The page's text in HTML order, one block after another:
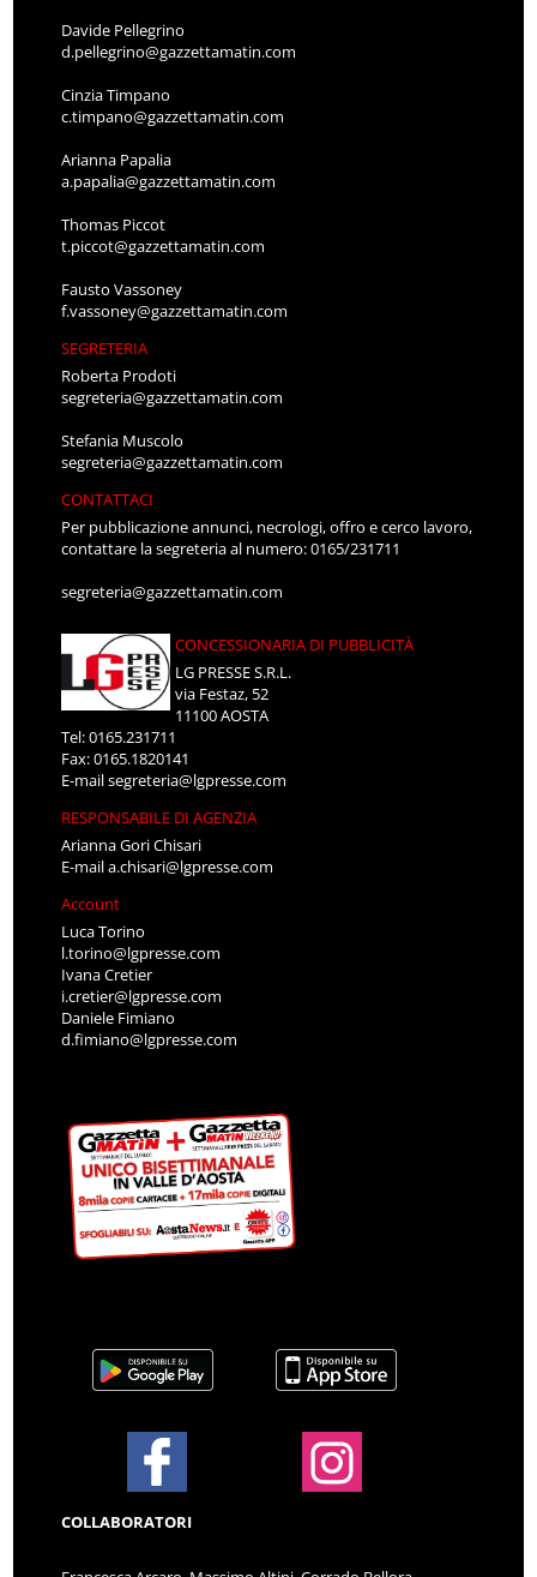
Davide Pellegrino
d.pellegrino@gazzettamatin.com
Cinzia Timpano
c.timpano@gazzettamatin.com
Arianna Papalia
a.papalia@gazzettamatin.com
Thomas Piccot
t.piccot@gazzettamatin.com
Fausto Vassoney
f.vassoney@gazzettamatin.com
SEGRETERIA
Roberta Prodoti
segreteria@gazzettamatin.com
Stefania Muscolo
segreteria@gazzettamatin.com
CONTATTACI
Per pubblicazione annunci, necrologi, offro e cerco lavoro,
contattare la segreteria al numero: 0165/231711
segreteria@gazzettamatin.com
CONCESSIONARIA DI PUBBLICITÀ
LG PRESSE S.R.L.
via Festaz, 52
11100 AOSTA
Tel: 0165.231711
Fax: 0165.1820141
E-mailsegreteria@lgpresse.com
RESPONSABILE DI AGENZIA
Arianna Gori Chisari
E-maila.chisari@lgpresse.com
Account
Luca Torino
l.torino@lgpresse.com
Ivana Cretier
i.cretier@lgpresse.com
Daniele Fimiano
d.fimiano@lgpresse.com
COLLABORATORI